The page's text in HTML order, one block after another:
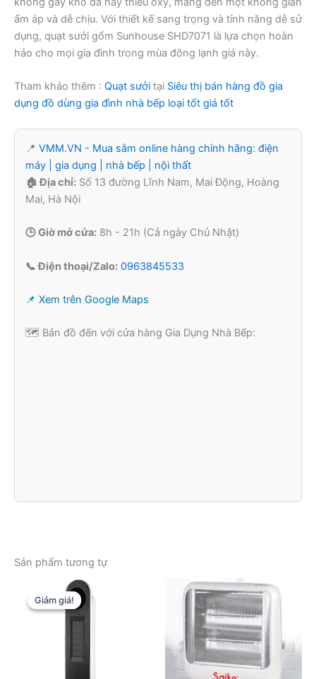
ấm áp và dễ chịu. Với thiết kế sang trọng và tính năng dễ sử
dụng, quạt sưởi gốm Sunhouse SHD7071 là lựa chọn hoàn
hảo cho mọi gia đình trong mùa đông lạnh giá này.
Tham khảo thêm : Quạt sưởi tại Siêu thị bán hàng đồ gia
dụng đồ dùng gia đình nhà bếp loại tốt giá tốt
📍 VMM.VN - Mua sắm online hàng chính hãng: điện
máy | gia dụng | nhà bếp | nội thất
🏠 Địa chỉ: Số 13 đường Lĩnh Nam, Mai Động, Hoàng
Mai, Hà Nội
🕒 Giờ mở cửa: 8h - 21h (Cả ngày Chủ Nhật)
📞 Điện thoại/Zalo: 0963845533
📌 Xem trên Google Maps
🗺️ Bản đồ đến với cửa hàng Gia Dụng Nhà Bếp:
Sản phẩm tương tự
Giảm giá!
Giảm giá!